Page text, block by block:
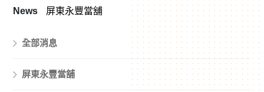
News 屏東永豐當舖
全部消息
屏東永豐當舖